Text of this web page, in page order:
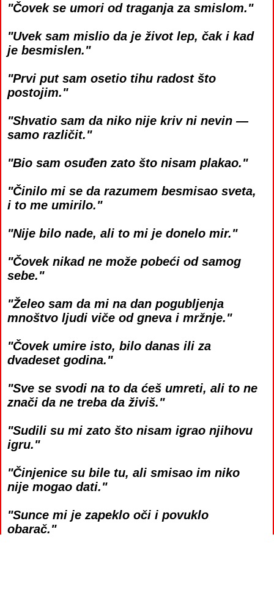
"Čovek se umori od traganja za smislom."
"Uvek sam mislio da je život lep, čak i kad
je besmislen."
"Prvi put sam osetio tihu radost što
postojim."
"Shvatio sam da niko nije kriv ni nevin —
samo različit."
"Bio sam osuđen zato što nisam plakao."
"Činilo mi se da razumem besmisao sveta,
i to me umirilo."
"Nije bilo nade, ali to mi je donelo mir."
"Čovek nikad ne može pobeći od samog
sebe."
"Želeo sam da mi na dan pogubljenja
mnoštvo ljudi viče od gneva i mržnje."
"Čovek umire isto, bilo danas ili za
dvadeset godina."
"Sve se svodi na to da ćeš umreti, ali to ne
znači da ne treba da živiš."
"Sudili su mi zato što nisam igrao njihovu
igru."
"Činjenice su bile tu, ali smisao im niko
nije mogao dati."
"Sunce mi je zapeklo oči i povuklo
obarač."